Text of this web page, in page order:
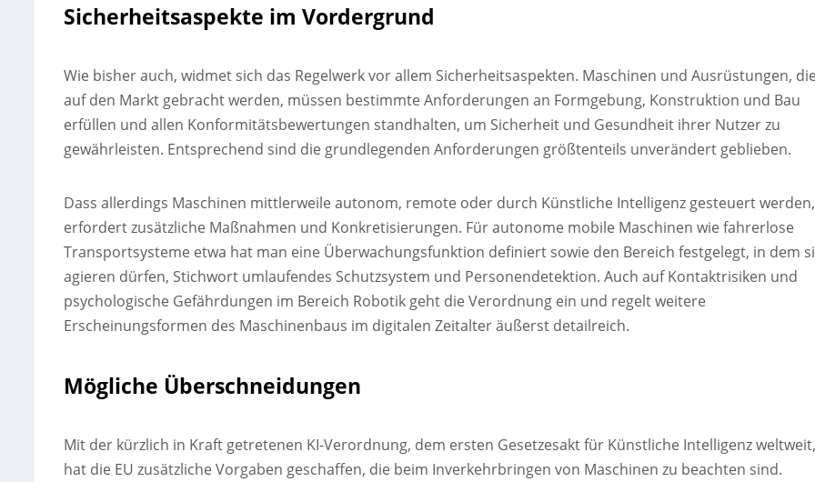
Sicherheitsaspekte im Vordergrund
Wie bisher auch, widmet sich das Regelwerk vor allem Sicherheitsaspekten. Maschinen und Ausrüstungen, die
auf den Markt gebracht werden, müssen bestimmte Anforderungen an Formgebung, Konstruktion und Bau
erfüllen und allen Konformitätsbewertungen standhalten, um Sicherheit und Gesundheit ihrer Nutzer zu
gewährleisten. Entsprechend sind die grundlegenden Anforderungen größtenteils unverändert geblieben.
Dass allerdings Maschinen mittlerweile autonom, remote oder durch Künstliche Intelligenz gesteuert werden,
erfordert zusätzliche Maßnahmen und Konkretisierungen. Für autonome mobile Maschinen wie fahrerlose
Transportsysteme etwa hat man eine Überwachungsfunktion definiert sowie den Bereich festgelegt, in dem
agieren dürfen, Stichwort umlaufendes Schutzsystem und Personendetektion. Auch auf Kontaktrisiken und
psychologische Gefährdungen im Bereich Robotik geht die Verordnung ein und regelt weitere
Erscheinungsformen des Maschinenbaus im digitalen Zeitalter äußerst detailreich.
Mögliche Überschneidungen
Mit der kürzlich in Kraft getretenen KI-Verordnung, dem ersten Gesetzesakt für Künstliche Intelligenz weltweit,
hat die EU zusätzliche Vorgaben geschaffen, die beim Inverkehrbringen von Maschinen zu beachten sind.